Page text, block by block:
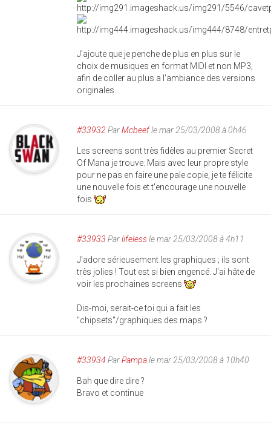
J'ajoute que je penche de plus en plus sur le
choix de musiques en format MIDI et non MP3,
afin de coller au plus a l'ambiance des versions
originales...
#33932 ParMcbeefle mar 25/03/2008 à 0h46
Les screens sont très fidèles au premier Secret
Of Mana je trouve. Mais avec leur propre style
pour ne pas en faire une pale copie, je te félicite
une nouvelle fois et t'encourage une nouvelle
fois
#33933 Parlifelessle mar 25/03/2008 à 4h11
J'adore sérieusement les graphiques ; ils sont
très jolies ! Tout est si bien engencé. J'ai hâte de
voir les prochaines screens
Dis-moi, serait-ce toi qui a fait les
"chipsets"/graphiques des maps ?
#33934 ParPampale mar 25/03/2008 à 10h40
Bah que dire dire ?
Bravo et continue